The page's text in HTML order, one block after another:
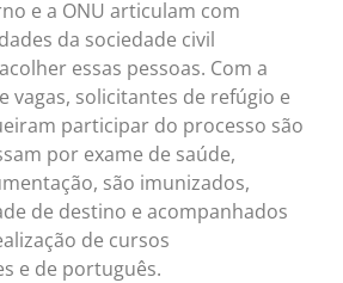
e a ONU articulam com
da sociedade civil
essas pessoas. Com a
vagas, solicitantes de refúgio e
participar do processo são
por exame de saúde,
são imunizados,
de destino e acompanhados
de cursos
e de português.